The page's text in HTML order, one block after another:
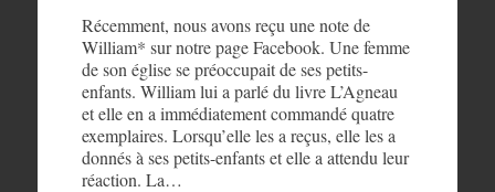
Récemment, nous avons reçu une note de
William* sur notre page Facebook. Une femme
de son église se préoccupait de ses petits-
enfants. William lui a parlé du livre L’Agneau
et elle en a immédiatement commandé quatre
exemplaires. Lorsqu’elle les a reçus, elle les a
donnés à ses petits-enfants et elle a attendu leur
réaction. La…